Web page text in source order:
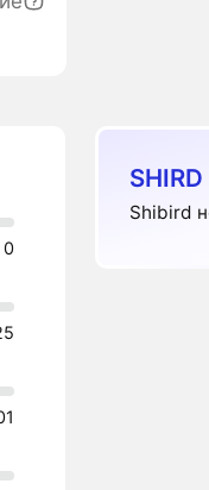
0
Shibird